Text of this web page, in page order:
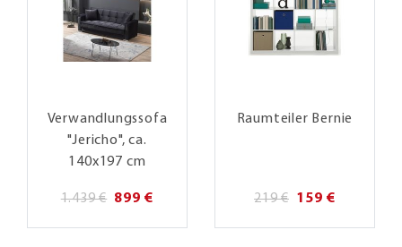
Verwandlungssofa
"Jericho", ca.
140x197 cm
1.439 € 899 €
Raumteiler Bernie
219 € 159 €